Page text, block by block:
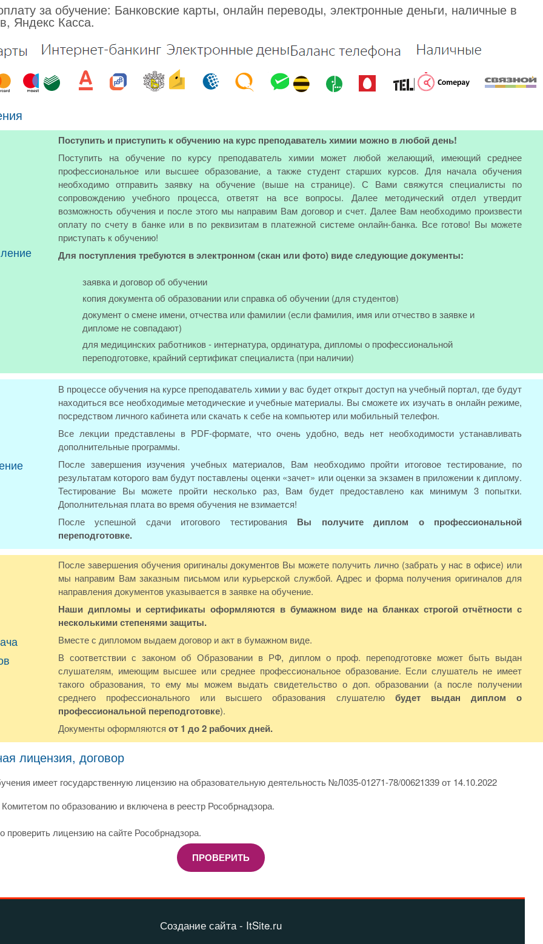
за обучение: Банковские карты, онлайн переводы, электронные деньги, наличные в
Яндекс Касса.
Поступить и приступить к обучению на курс преподаватель химии можно в любой день!
Поступить на обучение по курсу преподаватель химии может любой желающий, имеющий среднее
профессиональное или высшее образование, а также студент старших курсов. Для начала обучения
необходимо отправить заявку на обучение (выше на странице). С Вами свяжутся специалисты по
сопровождению учебного процесса, ответят на все вопросы. Далее методический отдел утвердит
возможность обучения и после этого мы направим Вам договор и счет. Далее Вам необходимо произвести
оплату по счету в банке или в по реквизитам в платежной системе онлайн-банка. Все готово! Вы можете
приступать к обучению!
Для поступления требуются в электронном (скан или фото) виде следующие документы:
заявка и договор об обучении
копия документа об образовании или справка об обучении (для студентов)
документ о смене имени, отчества или фамилии (если фамилия, имя или отчество в заявке и
дипломе не совпадают)
для медицинских работников - интернатура, ординатура, дипломы о профессиональной
переподготовке, крайний сертификат специалиста (при наличии)
В процессе обучения на курсе преподаватель химии у вас будет открыт доступ на учебный портал, где будут
находиться все необходимые методические и учебные материалы. Вы сможете их изучать в онлайн режиме,
посредством личного кабинета или скачать к себе на компьютер или мобильный телефон.
Все лекции представлены в PDF-формате, что очень удобно, ведь нет необходимости устанавливать
дополнительные программы.
После завершения изучения учебных материалов, Вам необходимо пройти итоговое тестирование, по
результатам которого вам будут поставлены оценки «зачет» или оценки за экзамен в приложении к диплому.
Тестирование Вы можете пройти несколько раз, Вам будет предоставлено как минимум 3 попытки.
Дополнительная плата во время обучения не взимается!
После успешной сдачи итогового тестирования Вы получите диплом о профессиональной
переподготовке.
После завершения обучения оригиналы документов Вы можете получить лично (забрать у нас в офисе) или
мы направим Вам заказным письмом или курьерской службой. Адрес и форма получения оригиналов для
направления документов указывается в заявке на обучение.
Наши дипломы и сертификаты оформляются в бумажном виде на бланках строгой отчётности с
несколькими степенями защиты.
Вместе с дипломом выдаем договор и акт в бумажном виде.
В соответствии с законом об Образовании в РФ, диплом о проф. переподготовке может быть выдан
слушателям, имеющим высшее или среднее профессиональное образование. Если слушатель не имеет
такого образования, то ему мы можем выдать свидетельство о доп. образовании (а после получении
среднего профессионального или высшего образования слушателю будет выдан диплом о
профессиональной переподготовке).
Документы оформляются от 1 до 2 рабочих дней.
лицензия, договор
имеет государственную лицензию на образовательную деятельность №Л035-01271-78/00621339 от 14.10.2022
по образованию и включена в реестр Рособрнадзора.
лицензию на сайте Рособрнадзора.
ПРОВЕРИТЬ
Создание сайта - ItSite.ru